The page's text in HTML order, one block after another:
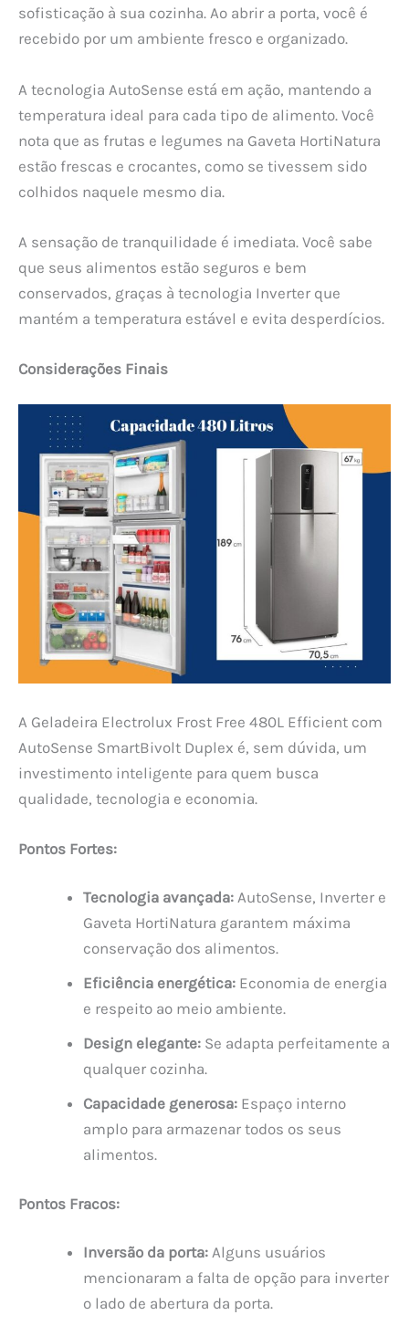
sofisticação à sua cozinha. Ao abrir a porta, você é
recebido por um ambiente fresco e organizado.
A tecnologia AutoSense está em ação, mantendo a
temperatura ideal para cada tipo de alimento. Você
nota que as frutas e legumes na Gaveta HortiNatura
estão frescas e crocantes, como se tivessem sido
colhidos naquele mesmo dia.
A sensação de tranquilidade é imediata. Você sabe
que seus alimentos estão seguros e bem
conservados, graças à tecnologia Inverter que
mantém a temperatura estável e evita desperdícios.
Considerações Finais
A Geladeira Electrolux Frost Free 480L Efficient com
AutoSense SmartBivolt Duplex é, sem dúvida, um
investimento inteligente para quem busca
qualidade, tecnologia e economia.
Pontos Fortes:
Tecnologia avançada: AutoSense, Inverter e
Gaveta HortiNatura garantem máxima
conservação dos alimentos.
Eficiência energética: Economia de energia
e respeito ao meio ambiente.
Design elegante: Se adapta perfeitamente a
qualquer cozinha.
Capacidade generosa: Espaço interno
amplo para armazenar todos os seus
alimentos.
Pontos Fracos:
Inversão da porta: Alguns usuários
mencionaram a falta de opção para inverter
o lado de abertura da porta.